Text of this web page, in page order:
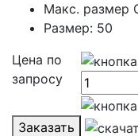
Макс. размер
Размер: 50
Цена по
запросу
Заказать